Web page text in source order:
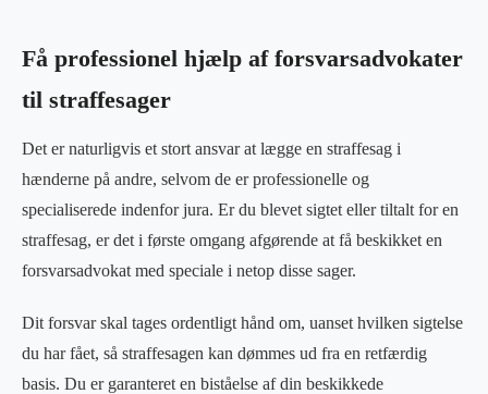
Få professionel hjælp af forsvarsadvokater
til straffesager
Det er naturligvis et stort ansvar at lægge en straffesag i
hænderne på andre, selvom de er professionelle og
specialiserede indenfor jura. Er du blevet sigtet eller tiltalt for en
straffesag, er det i første omgang afgørende at få beskikket en
forsvarsadvokat med speciale i netop disse sager.
Dit forsvar skal tages ordentligt hånd om, uanset hvilken sigtelse
du har fået, så straffesagen kan dømmes ud fra en retfærdig
basis. Du er garanteret en biståelse af din beskikkede